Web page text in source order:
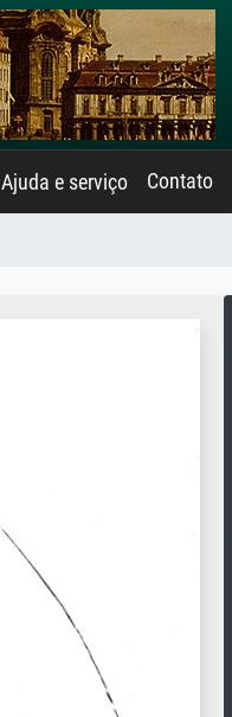
Ajuda e serviço Contato